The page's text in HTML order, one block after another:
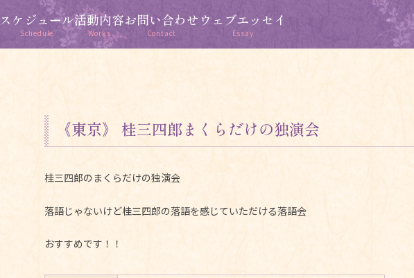
スケジュール
Schedule
活動内容
Works
お問い合わせ
Contact
ウェブエッセイ
Essay
《東京》 桂三四郎まくらだけの独演会
桂三四郎のまくらだけの独演会
落語じゃないけど桂三四郎の落語を感じていただける落語会
おすすめです！！